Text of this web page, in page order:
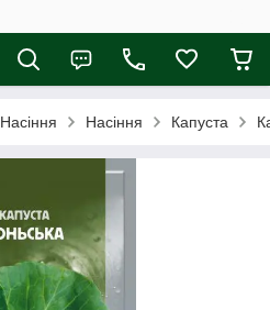
Насіння Насіння Капуста